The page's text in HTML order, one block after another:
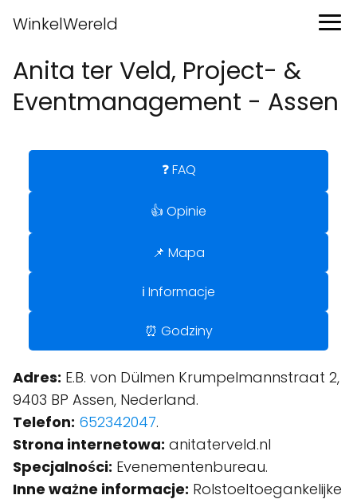
WinkelWereld
Anita ter Veld, Project- &
Eventmanagement - Assen
❓ FAQ
👍 Opinie
📌 Mapa
ℹ️ Informacje
⏰ Godziny
Adres: E.B. von Dülmen Krumpelmannstraat 2,
9403 BP Assen, Nederland.
Telefon: 652342047.
Strona internetowa: anitaterveld.nl
Specjalności: Evenementenbureau.
Inne ważne informacje: Rolstoeltoegankelijke